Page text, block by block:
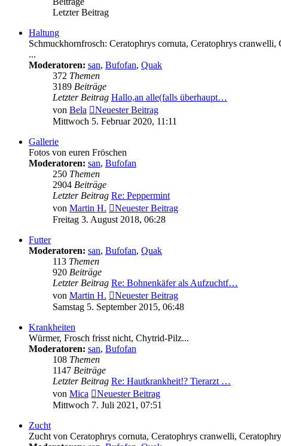
Letzter Beitrag
Haltung
Schmuckhornfrosch: Ceratophrys cornuta, Ceratophrys cranwelli,
...
Moderatoren: san, Bufofan, Quak
372 Themen
3189 Beiträge
Letzter Beitrag Hallo,an alle(falls überhaupt…
von Bela
Neuester Beitrag
Mittwoch 5. Februar 2020, 11:11
Gallerie
Fotos von euren Fröschen
Moderatoren: san, Bufofan
250 Themen
2904 Beiträge
Letzter Beitrag Re: Peppermint
von Martin H.
Neuester Beitrag
Freitag 3. August 2018, 06:28
Futter
Moderatoren: san, Bufofan, Quak
113 Themen
920 Beiträge
Letzter Beitrag Re: Bohnenkäfer als Aufzuchtf…
von Martin H.
Neuester Beitrag
Samstag 5. September 2015, 06:48
Krankheiten
Würmer, Frosch frisst nicht, Chytrid-Pilz...
Moderatoren: san, Bufofan
108 Themen
1147 Beiträge
Letzter Beitrag Re: Hautkrankheit!? Tierarzt …
von Mica
Neuester Beitrag
Mittwoch 7. Juli 2021, 07:51
Zucht
Zucht von Ceratophrys cornuta, Ceratophrys cranwelli,